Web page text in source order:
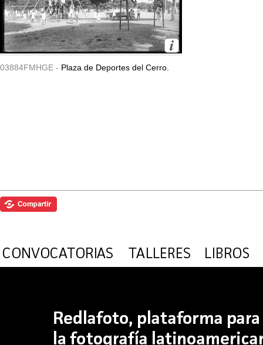
03884FMHGE - Plaza de Deportes del Cerro.